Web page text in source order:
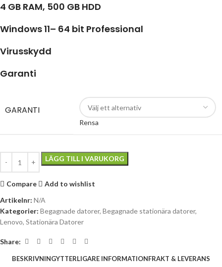
4 GB RAM, 500 GB HDD
Windows 11– 64 bit Professional
Virusskydd
Garanti
GARANTI
Rensa
LÄGG TILL I VARUKORG
Compare
Add to wishlist
Artikelnr: N/A
Kategorier: Begagnade datorer, Begagnade stationära datorer,
Lenovo, Stationära Datorer
Share:
BESKRIVNINGYTTERLIGARE INFORMATIONFRAKT & LEVERANS